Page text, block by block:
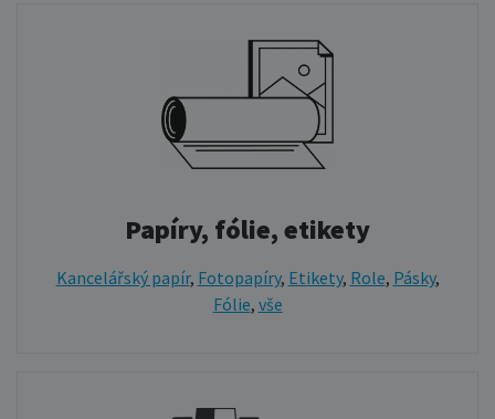
Papíry, fólie, etikety
Kancelářský papír, Fotopapíry, Etikety, Role, Pásky,
Fólie, vše